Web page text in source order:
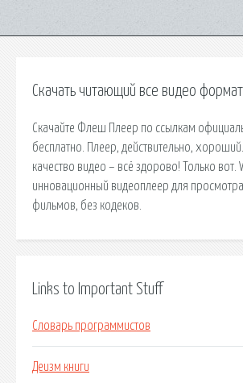
Скачать читающий все видео
Скачайте Флеш Плеер по ссылкам
бесплатно. Плеер, действительно,
качество видео – всё здорово! Только вот.
инновационный видеоплеер для
фильмов, без кодеков.
Links to Important Stuff
Словарь программистов
Деизм книги